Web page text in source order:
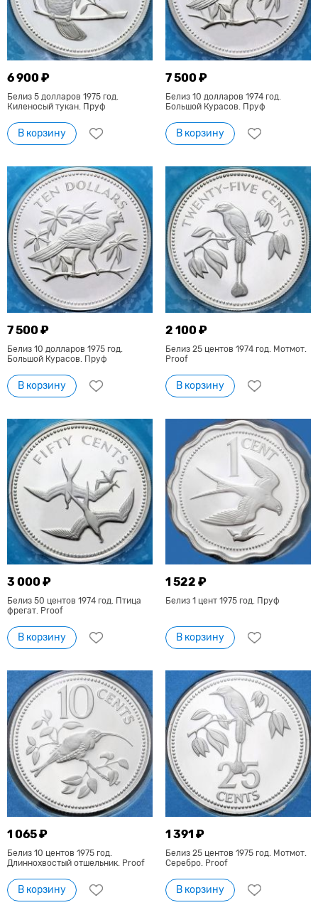
6 900 ₽
Белиз 5 долларов 1975 год.
Киленосый тукан. Пруф
В корзину
7 500 ₽
Белиз 10 долларов 1974 год.
Большой Курасов. Пруф
В корзину
7 500 ₽
Белиз 10 долларов 1975 год.
Большой Курасов. Пруф
В корзину
2 100 ₽
Белиз 25 центов 1974 год. Мотмот.
Proof
В корзину
3 000 ₽
Белиз 50 центов 1974 год. Птица
фрегат. Proof
В корзину
1 522 ₽
Белиз 1 цент 1975 год. Пруф
В корзину
1 065 ₽
Белиз 10 центов 1975 год.
Длиннохвостый отшельник. Proof
В корзину
1 391 ₽
Белиз 25 центов 1975 год. Мотмот.
Серебро. Proof
В корзину